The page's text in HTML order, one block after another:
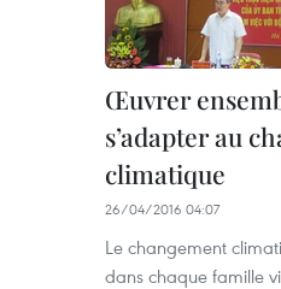
Œuvrer
s’adapter au
climatique
26/04/2016 04:07
Le changement
dans chaque famille